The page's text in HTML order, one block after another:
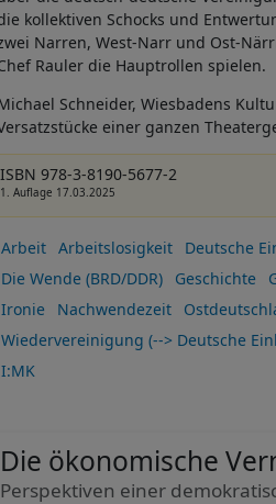
kollektiven Schocks und
Narren, West-Narr und Ost-
Rauler die Hauptrollen spielen.
Schneider, Wiesbadens
einer ganzen
ISBN 978-3-8190-5677-2
1. Auflage 17.03.2025
Arbeit Arbeitslosigkeit Deutsche
Die Wende (BRD/DDR)
Geschichte
Ironie
Nachwendezeit
Wiedervereinigung (--> Deutsche
I:MK
Die ökonomische
Perspektiven einer